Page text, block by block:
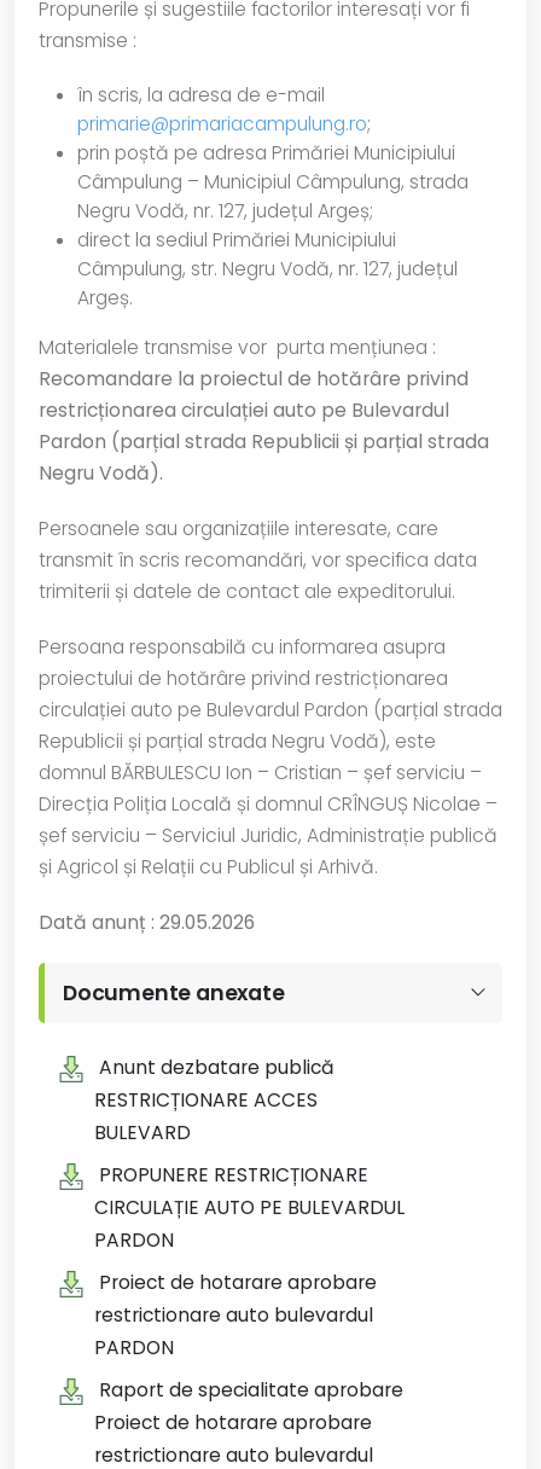
Propunerile și sugestiile factorilor interesați vor fi
transmise :
în scris, la adresa de e-mail
primarie@primariacampulung.ro;
prin poștă pe adresa Primăriei Municipiului
Câmpulung – Municipiul Câmpulung, strada
Negru Vodă, nr. 127, județul Argeș;
direct la sediul Primăriei Municipiului
Câmpulung, str. Negru Vodă, nr. 127, județul
Argeș.
Materialele transmise vor purta mențiunea :
Recomandare la proiectul de hotărâre privind
restricționarea circulației auto pe Bulevardul
Pardon (parțial strada Republicii și parțial strada
Negru Vodă).
Persoanele sau organizațiile interesate, care
transmit în scris recomandări, vor specifica data
trimiterii și datele de contact ale expeditorului.
Persoana responsabilă cu informarea asupra
proiectului de hotărâre privind restricționarea
circulației auto pe Bulevardul Pardon (parțial strada
Republicii și parțial strada Negru Vodă), este
domnul BĂRBULESCU Ion – Cristian – șef serviciu –
Direcția Poliția Locală și domnul CRÎNGUȘ Nicolae –
șef serviciu – Serviciul Juridic, Administrație publică
și Agricol și Relații cu Publicul și Arhivă.
Dată anunț : 29.05.2026
Documente anexate
Anunt dezbatare publică
RESTRICȚIONARE ACCES
BULEVARD
PROPUNERE RESTRICȚIONARE
CIRCULAȚIE AUTO PE BULEVARDUL
PARDON
Proiect de hotarare aprobare
restrictionare auto bulevardul
PARDON
Raport de specialitate aprobare
Proiect de hotarare aprobare
restrictionare auto bulevardul